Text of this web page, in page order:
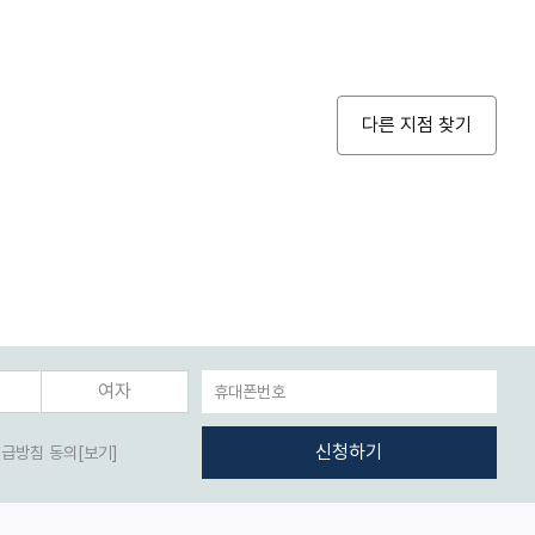
다른 지점 찾기
여자
방침 동의 [보기]
신청하기